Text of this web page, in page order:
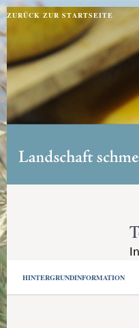
Jump
ZURÜCK ZUR STARTSEITE
HINTERGRUNDINFORMATION